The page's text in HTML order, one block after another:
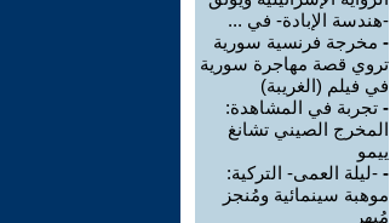
-هندسة الإبادة- في ...
- مخرجة فرنسية سورية
تروي قصة مهاجرة سورية
في فيلم (الغريبة)
- تجربة في المشاهدة:
المخرج الصيني تشانغ
ييمو
- -ليلة العمى- التركية:
موهبة سينمائية ومُنجز
مُبهر